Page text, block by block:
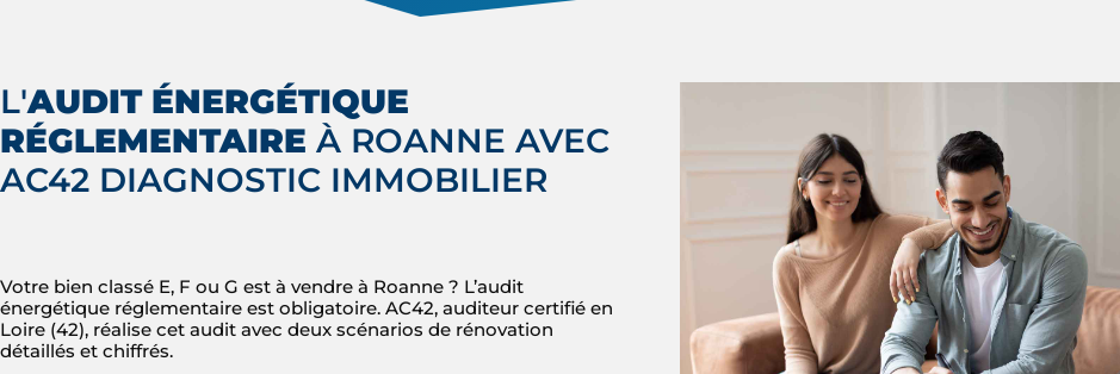
L'AUDIT ÉNERGÉTIQUE
RÉGLEMENTAIRE À ROANNE AVEC
AC42 DIAGNOSTIC IMMOBILIER
Votre bien classé E, F ou G est à vendre à Roanne ? L’audit
énergétique réglementaire est obligatoire. AC42, auditeur certifié en
Loire (42), réalise cet audit avec deux scénarios de rénovation
détaillés et chiffrés.